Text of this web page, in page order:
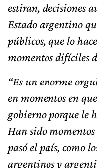
estiran, decisiones
Estado argentino
públicos, que lo
momentos difíciles
“Es un enorme
en momentos en
gobierno porque le
Han sido
pasó el país, como
argentinos y